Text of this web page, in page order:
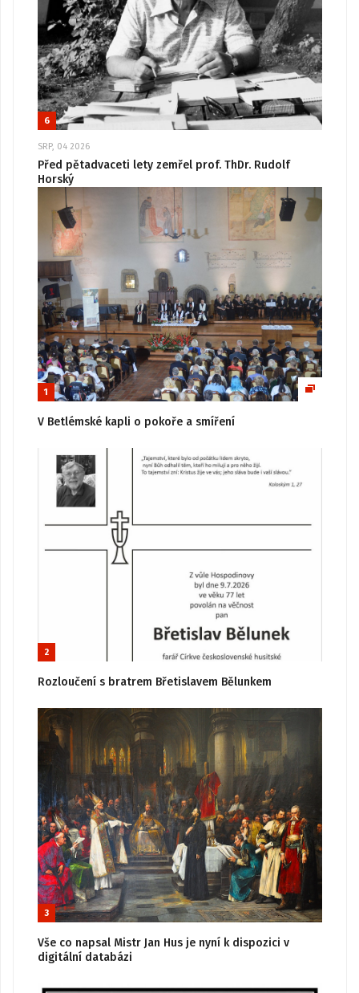
6
SRP, 04 2026
Před pětadvaceti lety zemřel prof. ThDr. Rudolf
Horský
1
V Betlémské kapli o pokoře a smíření
2
Rozloučení s bratrem Břetislavem Bělunkem
3
Vše co napsal Mistr Jan Hus je nyní k dispozici v
digitální databázi